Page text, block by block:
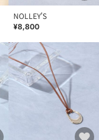
NOLLEY'S
¥8,800